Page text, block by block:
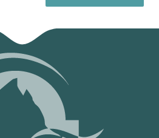
». Et comme beaucoup, ...
LA SUITE